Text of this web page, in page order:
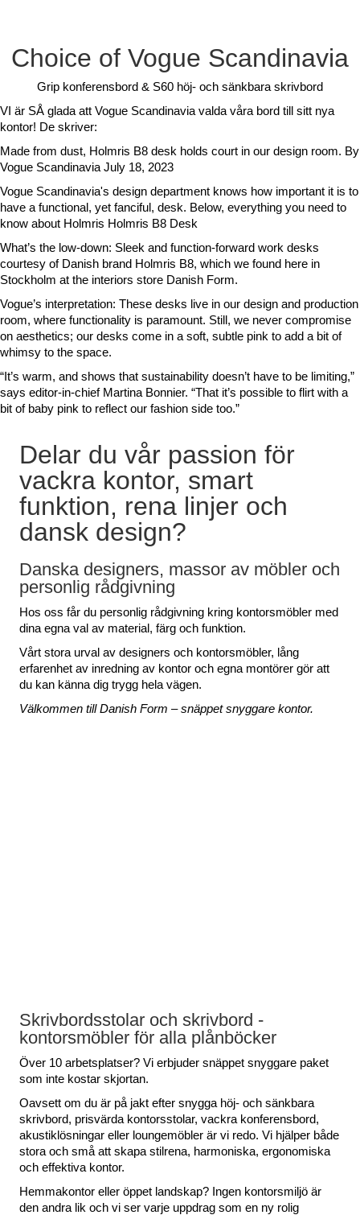
Choice of Vogue Scandinavia
Grip konferensbord & S60 höj- och sänkbara skrivbord
VI är SÅ glada att Vogue Scandinavia valda våra bord till sitt nya
kontor! De skriver:
Made from dust, Holmris B8 desk holds court in our design room. By
Vogue Scandinavia July 18, 2023
Vogue Scandinavia's design department knows how important it is to
have a functional, yet fanciful, desk. Below, everything you need to
know about Holmris Holmris B8 Desk
What’s the low-down: Sleek and function-forward work desks
courtesy of Danish brand Holmris B8, which we found here in
Stockholm at the interiors store Danish Form.
Vogue’s interpretation: These desks live in our design and production
room, where functionality is paramount. Still, we never compromise
on aesthetics; our desks come in a soft, subtle pink to add a bit of
whimsy to the space.
“It’s warm, and shows that sustainability doesn’t have to be limiting,”
says editor-in-chief Martina Bonnier. “That it’s possible to flirt with a
bit of baby pink to reflect our fashion side too.”
Delar du vår passion för
vackra kontor, smart
funktion, rena linjer och
dansk design?
Danska designers, massor av möbler och
personlig rådgivning
Hos oss får du personlig rådgivning kring kontorsmöbler med
dina egna val av material, färg och funktion.
Vårt stora urval av designers och kontorsmöbler, lång
erfarenhet av inredning av kontor och egna montörer gör att
du kan känna dig trygg hela vägen.
Välkommen till Danish Form – snäppet snyggare kontor.
Skrivbordsstolar och skrivbord -
kontorsmöbler för alla plånböcker
Över 10 arbetsplatser? Vi erbjuder snäppet snyggare paket
som inte kostar skjortan.
Oavsett om du är på jakt efter snygga höj- och sänkbara
skrivbord, prisvärda kontorsstolar, vackra konferensbord,
akustiklösningar eller loungemöbler är vi redo. Vi hjälper både
stora och små att skapa stilrena, harmoniska, ergonomiska
och effektiva kontor.
Hemmakontor eller öppet landskap? Ingen kontorsmiljö är
den andra lik och vi ser varje uppdrag som en ny rolig